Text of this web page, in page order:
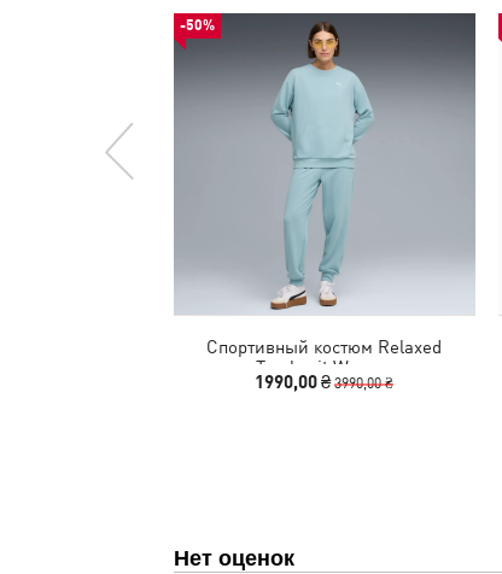
-50%
Спортивный костюм Relaxed
Tracksuit Women
1990,00 ₴3990,00 ₴
Нет оценок